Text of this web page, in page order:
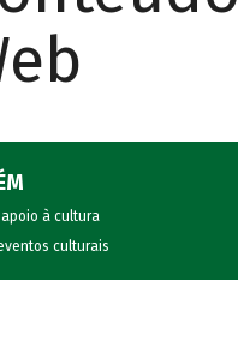
apoio à cultura
culturais